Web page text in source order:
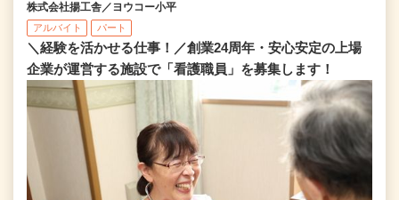
株式会社揚工舎／ヨウコー小平
アルバイト パート
＼経験を活かせる仕事！／創業24周年・安心安定の上場
企業が運営する施設で「看護職員」を募集します！